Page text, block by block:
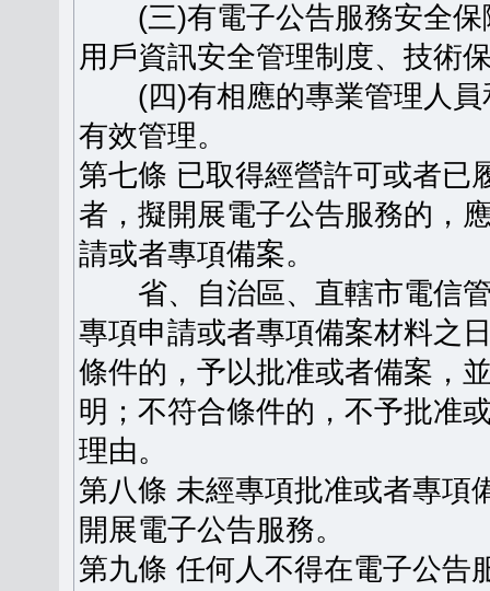
(三)有電子公告服務安全保
用戶資訊安全管理制度、技術
(四)有相應的專業管理人員
有效管理。
第七條 已取得經營許可或者已
者，擬開展電子公告服務的，
請或者專項備案。
省、自治區、直轄市電信管
專項申請或者專項備案材料之
條件的，予以批准或者備案，
明；不符合條件的，不予批准
理由。
第八條 未經專項批准或者專項
開展電子公告服務。
第九條 任何人不得在電子公告